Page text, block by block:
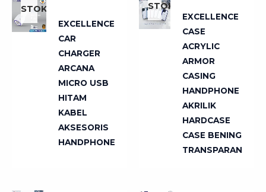
STOK
EXCELLENCE
CAR
CHARGER
ARCANA
MICRO USB
HITAM
KABEL
AKSESORIS
HANDPHONE
STOK
EXCELLENCE
CASE
ACRYLIC
ARMOR
CASING
HANDPHONE
AKRILIK
HARDCASE
CASE BENING
TRANSPARAN